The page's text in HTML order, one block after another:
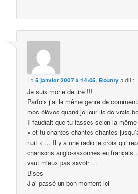
Le5 janvier 2007 à 14:05, Bountya dit :
Je suis morte de rire !!!
Parfois j’ai le même genre de
mes élèves quand je leur lis de vrais
Il faudrait que tu fasses selon la
« et tu chantes chantes chantes
nuit » … Il y a une radio je crois qui
chansons anglo-saxonnes en
vaut mieux pas savoir …
Bises
J’ai passé un bon moment lol